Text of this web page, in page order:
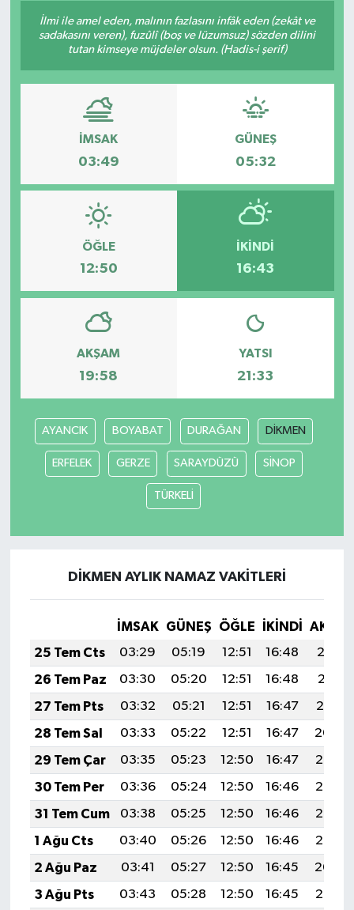
İlmi ile amel eden, malının fazlasını infâk eden (zekât ve
sadakasını veren), fuzûlî (boş ve lüzumsuz) sözden dilini
tutan kimseye müjdeler olsun. (Hadis-i şerif)
İMSAK
03:49
GÜNEŞ
05:32
ÖĞLE
12:50
İKINDI
16:43
AKŞAM
19:58
YATSI
21:33
AYANCIK BOYABAT DURAĞAN DİKMEN
ERFELEK GERZE SARAYDÜZÜ SİNOP
TÜRKELİ
DİKMEN AYLIK NAMAZ VAKITLERI
İMSAK GÜNEŞ ÖĞLE İKINDI
25 Tem Cts
03:29 05:19 12:51 16:48
20:12
26 Tem Paz
03:30 05:20 12:51 16:48
20:11
27 Tem Pts
03:32 05:21 12:51 16:47
20:10
28 Tem Sal
03:33 05:22 12:51 16:47
20:09
29 Tem Çar
03:35 05:23 12:50 16:47
20:08
30 Tem Per
03:36 05:24 12:50 16:46
20:07
31 Tem Cum
03:38 05:25 12:50 16:46
20:06
1 Ağu Cts
03:40 05:26 12:50 16:46
20:05
2 Ağu Paz
03:41 05:27 12:50 16:45
20:04
3 Ağu Pts
03:43 05:28 12:50 16:45
20:02
Son Dakika
Teknoloji